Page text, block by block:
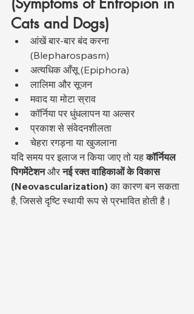
Cats and Dogs)
आंखें बार-बार बंद करना
(Blepharospasm)
अत्यधिक आँसू (Epiphora)
लालिमा और सूजन
मवाद या मोटा स्राव
कॉर्निया पर धुंधलापन या अल्सर
प्रकाश से संवेदनशीलता
चेहरा रगड़ना या खुजलाना
यदि समय पर इलाज न किया जाए तो यह कॉर्नियल
पिगमेंटेशन और नई रक्त वाहिकाओं के विकास
(Neovascularization) का कारण बन सकता
है, जिससे दृष्टि स्थायी रूप से प्रभावित होती है।